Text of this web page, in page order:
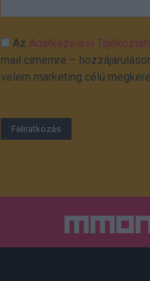
AzAdatkezelési
mail címemre –
velem marketing célú